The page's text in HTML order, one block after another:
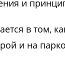
и
в том,
и на